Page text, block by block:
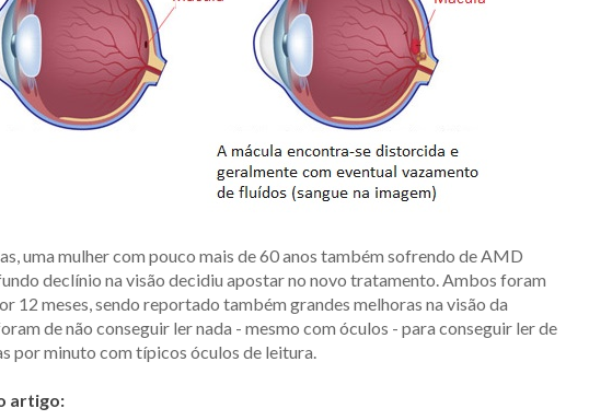
uma mulher com pouco mais de 60 anos também sofrendo de AMD
declínio na visão decidiu apostar no novo tratamento. Ambos foram
12 meses, sendo reportado também grandes melhoras na visão da
de não conseguir ler nada - mesmo com óculos - para conseguir ler de
por minuto com típicos óculos de leitura.
artigo: